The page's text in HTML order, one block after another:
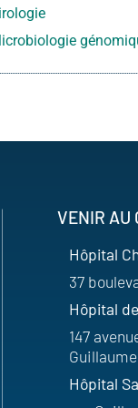
VENIR AU
Hôpital
37
Hôpital
147
Guillaume
Hôpital